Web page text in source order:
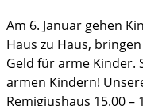
Am 6. Januar gehen
Haus zu Haus,
Geld für arme Kinder.
armen Kindern!
Remigiushaus 15.00